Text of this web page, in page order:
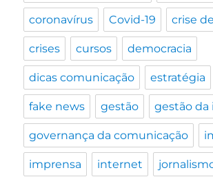
coronavírus Covid-19 crise
crises cursos democracia
dicas comunicação estratégia
fake news gestão gestão da
governança da comunicação
imprensa internet